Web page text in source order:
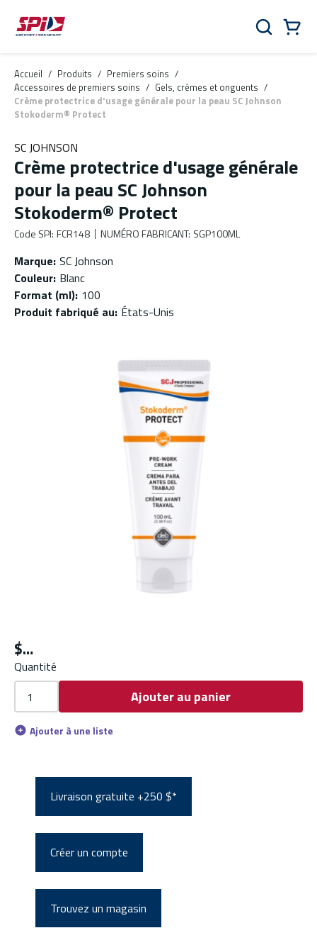
Aller au contenu principal
Skip to menu
Skip to footer
Rechercher
Accueil / Produits / Premiers soins /
Accessoires de premiers soins / Gels, crèmes et onguents /
Crème protectrice d'usage générale pour la peau SC Johnson
Stokoderm® Protect
SC JOHNSON
Crème protectrice d'usage générale
pour la peau SC Johnson
Stokoderm® Protect
Code SPI: FCR148 NUMÉRO FABRICANT: SGP100ML
Marque: SC Johnson
Couleur: Blanc
Format (ml): 100
Produit fabriqué au: États-Unis
$
Quantité
Ajouter au panier
Ajouter à une liste
Livraison gratuite +250 $*
Créer un compte
Trouvez un magasin